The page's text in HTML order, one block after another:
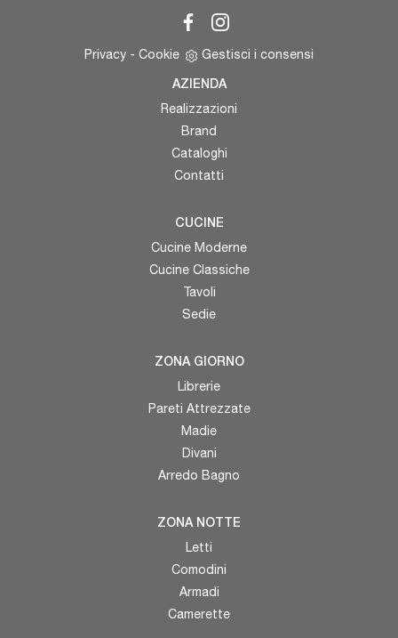
Privacy - Cookie Gestisci i consensi
AZIENDA
Realizzazioni
Brand
Cataloghi
Contatti
CUCINE
Cucine Moderne
Cucine Classiche
Tavoli
Sedie
ZONA GIORNO
Librerie
Pareti Attrezzate
Madie
Divani
Arredo Bagno
ZONA NOTTE
Letti
Comodini
Armadi
Camerette